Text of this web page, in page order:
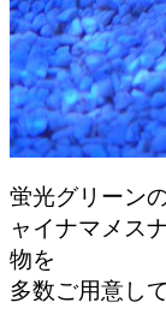
蛍光グリーン
ャイナマメス
物を
多数ご用意し